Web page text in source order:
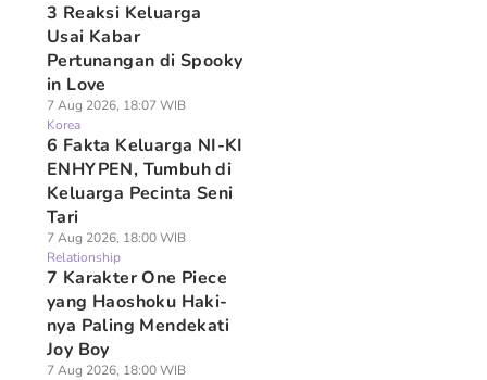
3 Reaksi Keluarga
Usai Kabar
Pertunangan di Spooky
in Love
7 Aug 2026, 18:07 WIB
Korea
6 Fakta Keluarga NI-KI
ENHYPEN, Tumbuh di
Keluarga Pecinta Seni
Tari
7 Aug 2026, 18:00 WIB
Relationship
7 Karakter One Piece
yang Haoshoku Haki-
nya Paling Mendekati
Joy Boy
7 Aug 2026, 18:00 WIB